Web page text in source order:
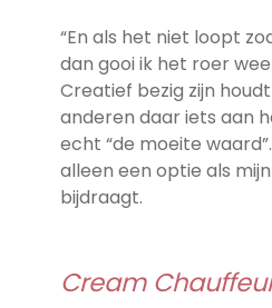
“En als het niet loopt
dan gooi ik het roer
Creatief bezig zijn
anderen daar iets aan
echt “de moeite
alleen een optie als
bijdraagt.
Cream